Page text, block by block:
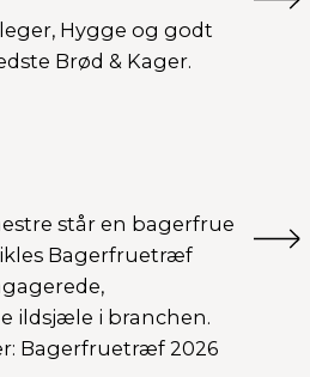
Hygge og godt
Brød & Kager.
står en bagerfrue
Bagerfruetræf
ildsjæle i branchen.
Bagerfruetræf 2026